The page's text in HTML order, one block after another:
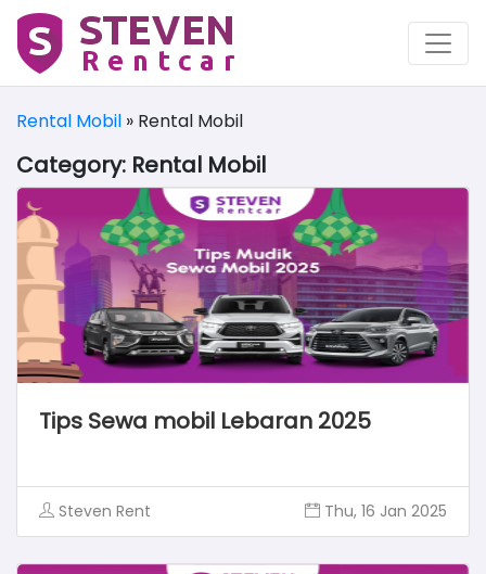
Rental Mobil » Rental Mobil
Category: Rental Mobil
Tips Sewa mobil Lebaran 2025
Steven Rent Thu, 16 Jan 2025